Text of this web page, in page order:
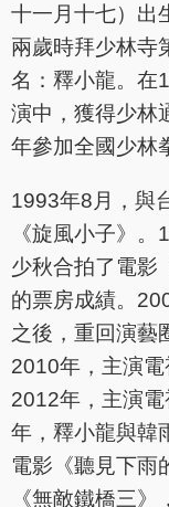
十一月十七）出
兩歲時拜少林寺
名：釋小龍。在
演中，獲得少林
年參加全國少林
1993年8月，與
《旋風小子》
少秋合拍了電影
的票房成績。
之後，重回演藝
2010年，主演電
2012年，主演
年，釋小龍與韓
電影《聽見下雨
《無敵鐵橋三